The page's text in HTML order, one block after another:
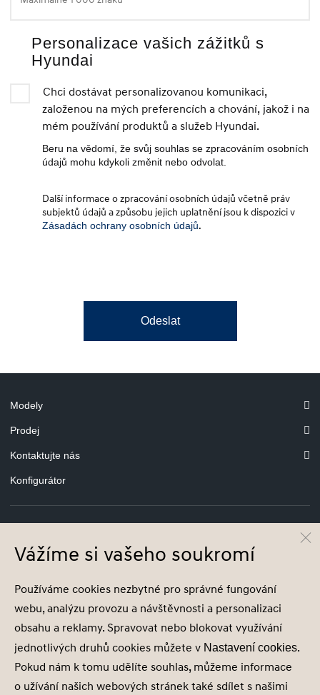
Personalizace vašich zážitků s
Hyundai
Chci dostávat personalizovanou komunikaci,
založenou na mých preferencích a chování, jakož i na
mém používání produktů a služeb Hyundai.
Beru na vědomí, že svůj souhlas se zpracováním osobních
údajů mohu kdykoli změnit nebo odvolat.
Další informace o zpracování osobních údajů včetně práv
subjektů údajů a způsobu jejich uplatnění jsou k dispozici v
Zásadách ochrany osobních údajů.
Odeslat
Modely
Prodej
Kontaktujte nás
Konfigurátor
© Hyundai Motor Czech s.r.o.
Společnost je zapsána v obchodním rejstříku vedeném u Krajského soudu v
|Brně, oddíl C, vložka 69064., IČ 29262666
Vážíme si vašeho soukromí
Používáme cookies nezbytné pro správné fungování
webu, analýzu provozu a návštěvnosti a personalizaci
obsahu a reklamy. Spravovat nebo blokovat využívání
jednotlivých druhů cookies můžete v Nastavení cookies.
Pokud nám k tomu udělíte souhlas, můžeme informace
o užívání našich webových stránek také sdílet s našimi